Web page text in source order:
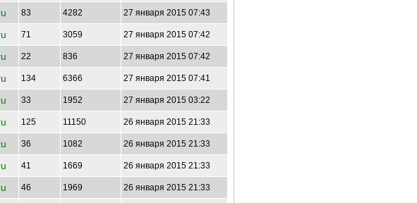
83 4282 27 января 2015 07:43
71 3059 27 января 2015 07:42
22 836 27 января 2015 07:42
134 6366 27 января 2015 07:41
33 1952 27 января 2015 03:22
125 11150 26 января 2015 21:33
36 1082 26 января 2015 21:33
41 1669 26 января 2015 21:33
46 1969 26 января 2015 21:33